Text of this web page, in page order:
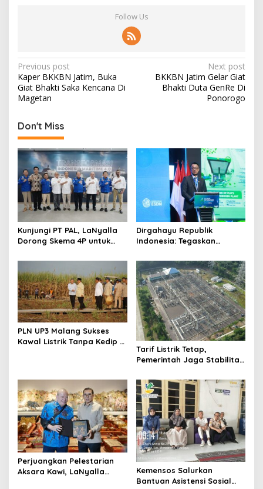
Follow Us
P
o
s
t
n
a
v
i
g
a
t
o
n
Previous post
Kaper BKKBN Jatim, Buka
Giat Bhakti Saka Kencana Di
Magetan
Next post
BKKBN Jatim Gelar Giat
Bhakti Duta GenRe Di
Ponorogo
Don't Miss
Kunjungi PT PAL, LaNyalla
Dorong Skema 4P untuk
Nasional
Dirgahayu Republik
Indonesia: Tegaskan
Ekosistem Hidrogen
Nasional
PLN UP3 Malang Sukses
Kawal Listrik Tanpa Kedip di
Tarif Listrik Tetap,
Pemerintah Jaga Stabilitas
Perjuangkan Pelestarian
Aksara Kawi, LaNyalla
Kemensos Salurkan
Bantuan Asistensi Sosial